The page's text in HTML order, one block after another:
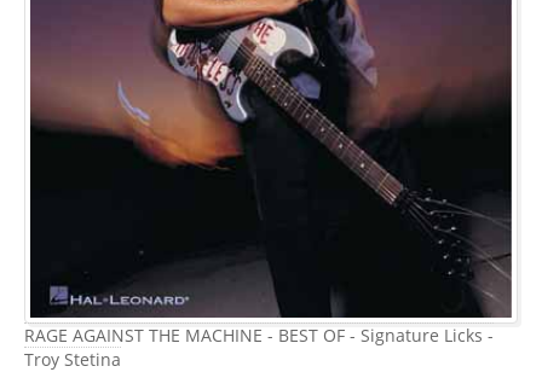
RAGE AGAINST THE MACHINE - BEST OF - Signature Licks -
Troy Stetina